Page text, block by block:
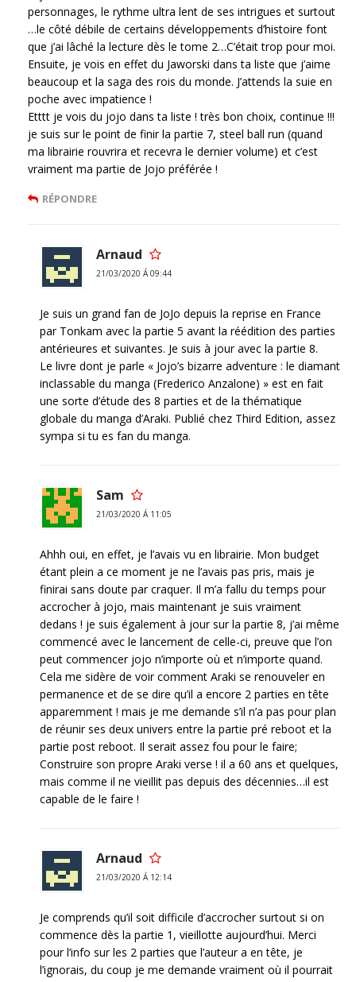
personnages, le rythme ultra lent de ses intrigues et surtout
…le côté débile de certains développements d’histoire font
que j’ai lâché la lecture dès le tome 2…C’était trop pour moi.
Ensuite, je vois en effet du Jaworski dans ta liste que j’aime
beaucoup et la saga des rois du monde. J’attends la suie en
poche avec impatience !
Etttt je vois du jojo dans ta liste ! très bon choix, continue !!!
je suis sur le point de finir la partie 7, steel ball run (quand
ma librairie rouvrira et recevra le dernier volume) et c’est
vraiment ma partie de Jojo préférée !
RÉPONDRE
Arnaud
21/03/2020 Á 09:44
Je suis un grand fan de JoJo depuis la reprise en France
par Tonkam avec la partie 5 avant la réédition des parties
antérieures et suivantes. Je suis à jour avec la partie 8.
Le livre dont je parle « Jojo’s bizarre adventure : le diamant
inclassable du manga (Frederico Anzalone) » est en fait
une sorte d’étude des 8 parties et de la thématique
globale du manga d’Araki. Publié chez Third Edition, assez
sympa si tu es fan du manga.
Sam
21/03/2020 Á 11:05
Ahhh oui, en effet, je l’avais vu en librairie. Mon budget
étant plein a ce moment je ne l’avais pas pris, mais je
finirai sans doute par craquer. Il m’a fallu du temps pour
accrocher à jojo, mais maintenant je suis vraiment
dedans ! je suis également à jour sur la partie 8, j’ai même
commencé avec le lancement de celle-ci, preuve que l’on
peut commencer jojo n’importe où et n’importe quand.
Cela me sidère de voir comment Araki se renouveler en
permanence et de se dire qu’il a encore 2 parties en tête
apparemment ! mais je me demande s’il n’a pas pour plan
de réunir ses deux univers entre la partie pré reboot et la
partie post reboot. Il serait assez fou pour le faire;
Construire son propre Araki verse ! il a 60 ans et quelques,
mais comme il ne vieillit pas depuis des décennies…il est
capable de le faire !
Arnaud
21/03/2020 Á 12:14
Je comprends qu’il soit difficile d’accrocher surtout si on
commence dès la partie 1, vieillotte aujourd’hui. Merci
pour l’info sur les 2 parties que l’auteur a en tête, je
l’ignorais, du coup je me demande vraiment où il pourrait